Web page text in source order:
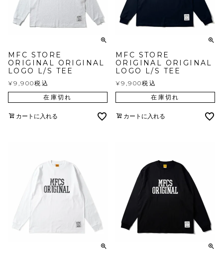
MFC STORE
ORIGINAL ORIGINAL
LOGO L/S TEE
¥9,900税込
在庫切れ
カートに入れる
MFC STORE
ORIGINAL ORIGINAL
LOGO L/S TEE
¥9,900税込
在庫切れ
カートに入れる